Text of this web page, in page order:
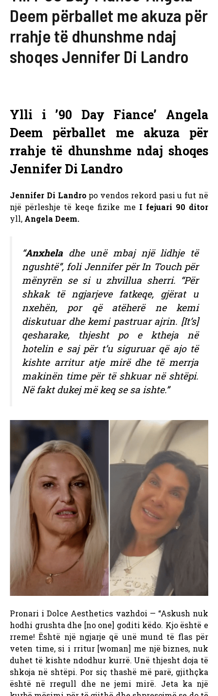
Deem përballet me akuza për
rrahje të dhunshme ndaj
shoqes Jennifer Di Landro
Ylli i ’90 Day Fiance’ Angela
Deem përballet me akuza për
rrahje të dhunshme ndaj shoqes
Jennifer Di Landro
Jennifer Di Landro po vendos rekord pasi u fut në
një përleshje të keqe fizike me I fejuari 90 ditor
yll, Angela Deem.
“Anxheladhe unë mbaj një lidhje të
ngushtë”, foli Jennifer për In Touch për
mënyrën se si u zhvillua sherri. “Për
shkak të ngjarjeve fatkeqe, gjërat u
nxehën, por që atëherë ne kemi
diskutuar dhe kemi pastruar ajrin. [It’s]
qesharake, thjesht po e ktheja në
hotelin e saj për t’u siguruar që ajo të
kishte arritur atje mirë dhe të merrja
makinën time për të shkuar në shtëpi.
Në fakt dukej më keq se sa ishte.”
Pronari i Dolce Aesthetics vazhdoi — “Askush nuk
hodhi grushta dhe [no one] goditi këdo. Kjo është e
rreme! Është një ngjarje që unë mund të flas për
veten time, si i rritur [woman] me një biznes, nuk
duhet të kishte ndodhur kurrë. Unë thjesht doja të
shkoja në shtëpi. Por siç thashë më parë, gjithçka
është në rregull dhe ne jemi mirë. Jeta ka një